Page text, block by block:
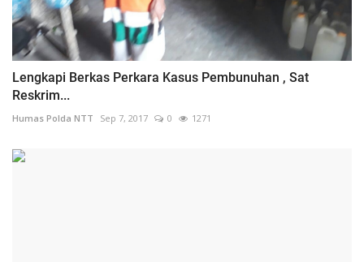
Lengkapi Berkas Perkara Kasus Pembunuhan , Sat
Reskrim...
Humas Polda NTT Sep 7, 2017 0 1271